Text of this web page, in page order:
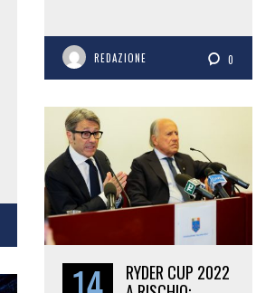
REDAZIONE 0
RYDER CUP 2022